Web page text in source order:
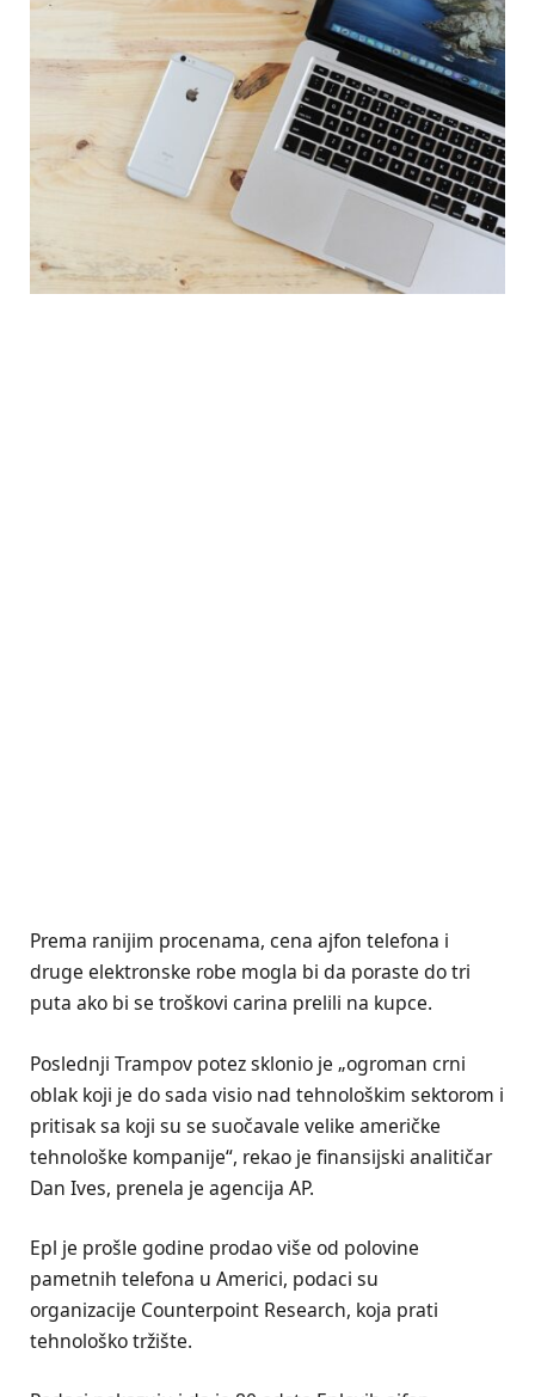
Prema ranijim procenama, cena ajfon telefona i
druge elektronske robe mogla bi da poraste do tri
puta ako bi se troškovi carina prelili na kupce.
Poslednji Trampov potez sklonio je „ogroman crni
oblak koji je do sada visio nad tehnološkim sektorom i
pritisak sa koji su se suočavale velike američke
tehnološke kompanije“, rekao je finansijski analitičar
Dan Ives, prenela je agencija AP.
Epl je prošle godine prodao više od polovine
pametnih telefona u Americi, podaci su
organizacije Counterpoint Research, koja prati
tehnološko tržište.